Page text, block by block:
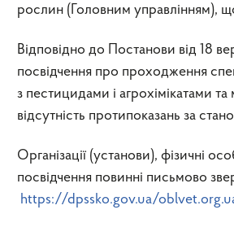
рослин (Головним управлінням),
Відповідно до Постанови від 18
посвідчення про проходження
з пестицидами і агрохімікатами
відсутність протипоказань за
Організації (установи), фізичні
посвідчення повинні письмово
https://dpssko.gov.ua/